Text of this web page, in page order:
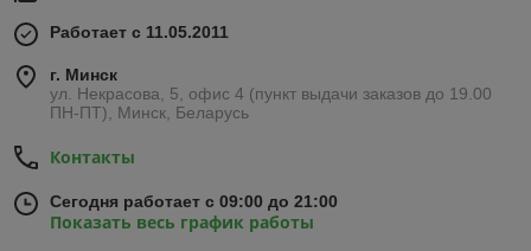
Работает с 11.05.2011
г. Минск
ул. Некрасова, 5, офис 4 (пункт выдачи заказов до 19.00
ПН-ПТ), Минск, Беларусь
Контакты
Сегодня работает с 09:00 до 21:00
Показать весь график работы